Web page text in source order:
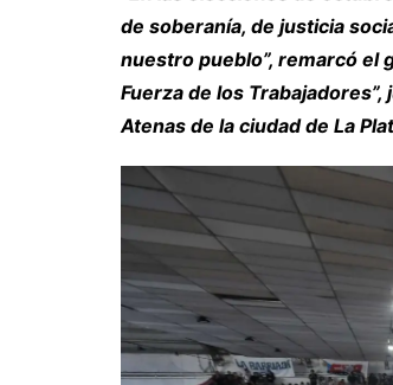
de soberanía, de justicia
nuestro pueblo”, remarcó el
Fuerza de los
Atenas de la ciudad de La